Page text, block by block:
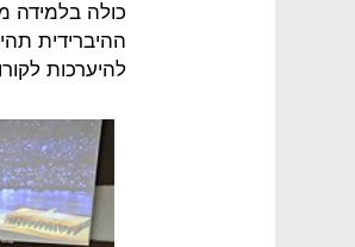
כולה בלמידה
ההיברידית
להיערכות